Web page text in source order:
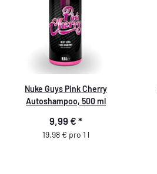
Nuke Guys Pink Cherry
Autoshampoo, 500 ml
9,99 € *
19,98 € pro 1 l